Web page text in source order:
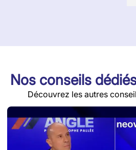
Nos conseils
Découvrez les autres